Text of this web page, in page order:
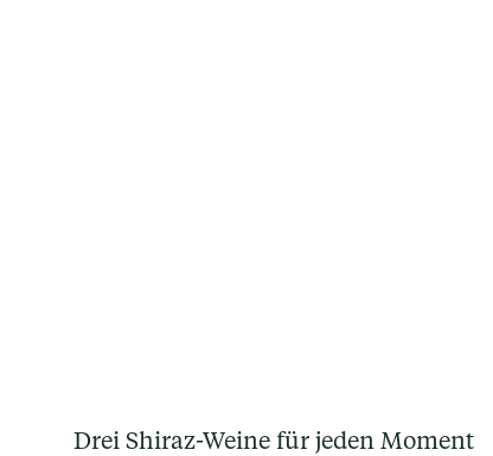
Drei Shiraz-Weine für jeden Moment